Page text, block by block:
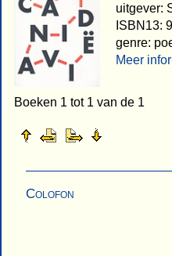
uitgever:
ISBN13:
genre:
Meer
Boeken 1 tot 1 van de 1
Colofon